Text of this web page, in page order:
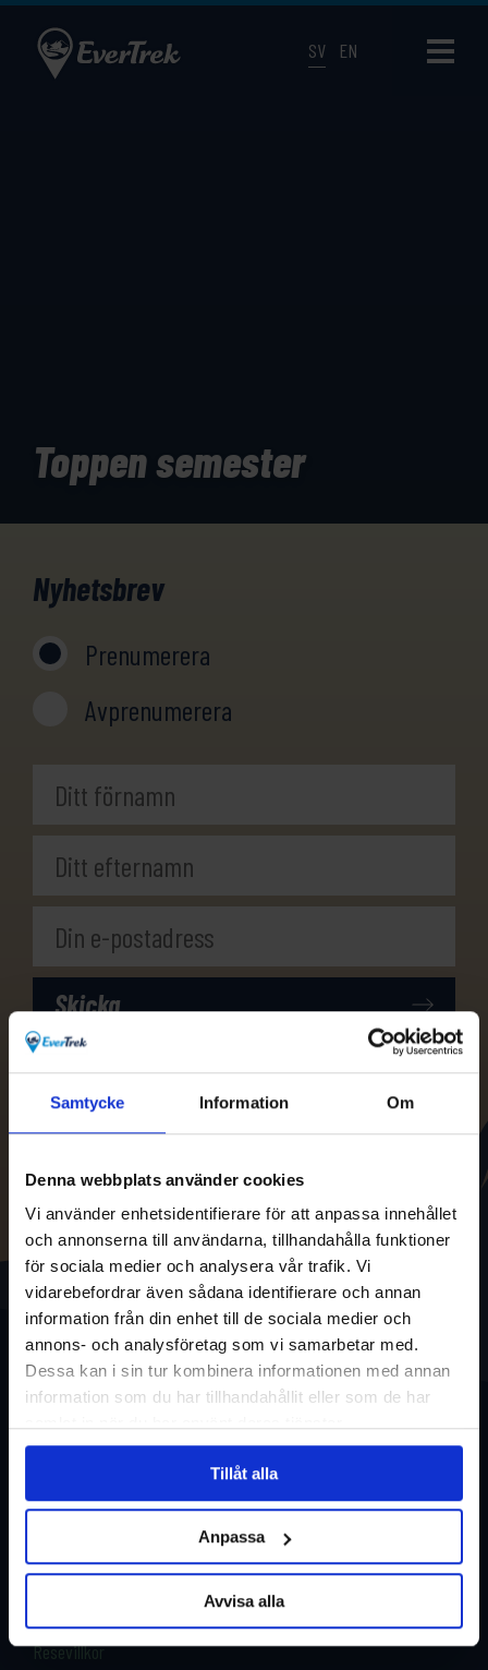
Samtycke Information Om
Denna webbplats använder cookies
Vi använder enhetsidentifierare för att anpassa innehållet
och annonserna till användarna, tillhandahålla funktioner
för sociala medier och analysera vår trafik. Vi
vidarebefordrar även sådana identifierare och annan
information från din enhet till de sociala medier och
annons- och analysföretag som vi samarbetar med.
Dessa kan i sin tur kombinera informationen med annan
information som du har tillhandahållit eller som de har
Tillåt alla
Anpassa
Avvisa alla
SV EN
Toppen semester
Nyhetsbrev
Prenumerera
Avprenumerera
Restyper
Om oss
Resevillkor
Boka och res tryggt med
EverTrek
Grupp & Konferens
Kontakta oss